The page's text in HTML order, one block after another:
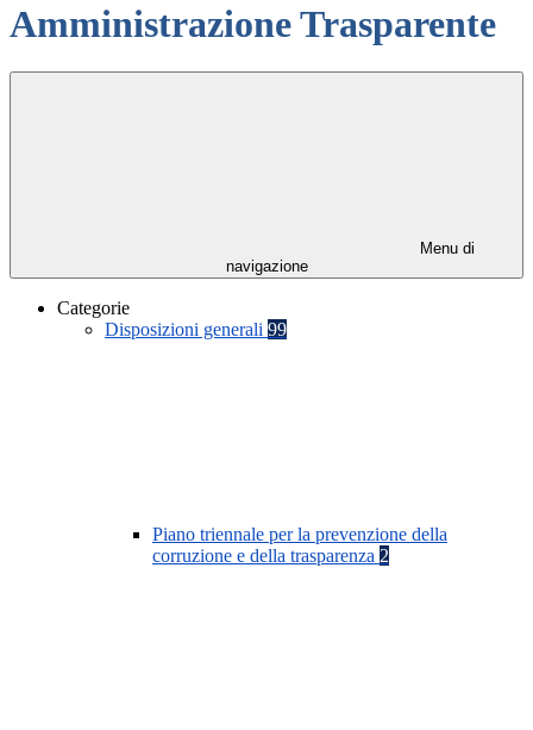
Amministrazione Trasparente
Menu di
navigazione
Categorie
Disposizioni generali 99
Piano triennale per la prevenzione della
corruzione e della trasparenza 2